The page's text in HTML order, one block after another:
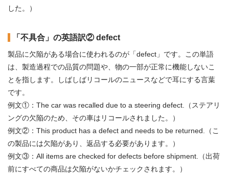
した。）
「不具合」の英語訳② defect
製品に欠陥がある場合に使われるのが「defect」です。この単語
は、製造過程での品質の問題や、物の一部が正常に機能しないこ
とを指します。しばしばリコールのニュースなどで耳にする言葉
です。
例文①：The car was recalled due to a steering defect.（ステアリ
ングの欠陥のため、その車はリコールされました。）
例文②：This product has a defect and needs to be returned.（こ
の製品には欠陥があり、返品する必要があります。）
例文③：All items are checked for defects before shipment.（出荷
前にすべての商品は欠陥がないかチェックされます。）